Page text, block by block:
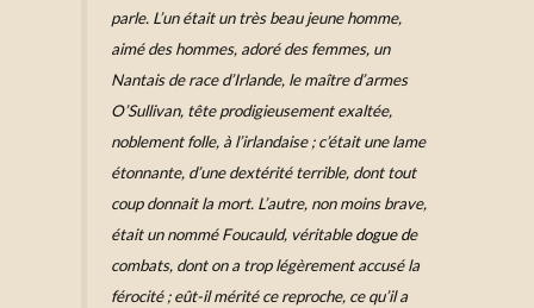
parle. L’un était un très beau jeune homme,
aimé des hommes, adoré des femmes, un
Nantais de race d’Irlande, le maître d’armes
O’Sullivan, tête prodigieusement exaltée,
noblement folle, à l’irlandaise ; c’était une lame
étonnante, d’une dextérité terrible, dont tout
coup donnait la mort. L’autre, non moins brave,
était un nommé Foucauld, véritable dogue de
combats, dont on a trop légèrement accusé la
férocité ; eût-il mérité ce reproche, ce qu’il a